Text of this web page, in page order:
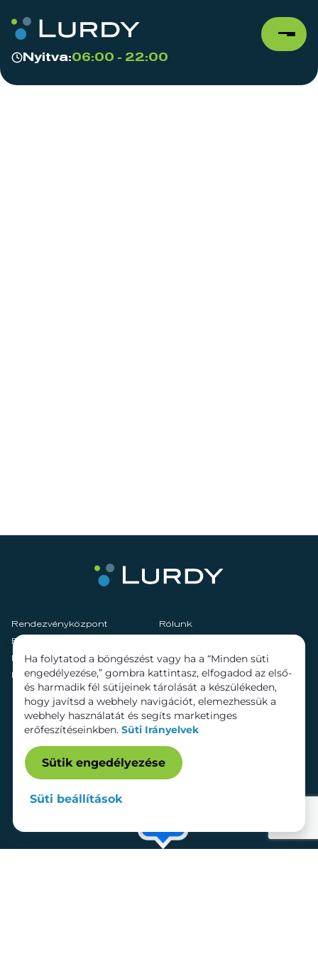
Nyitva:06:00 - 22:00
Rendezvényközpont
Rólunk
Fenntarthatóság
Hírek
Szolgáltatások
Kapcsolat
Bérelhető területek
Ha folytatod a böngészést vagy ha a “Minden süti
engedélyezése,” gombra kattintasz, elfogadod az első-
és harmadik fél sütijeinek tárolását a készülékeden,
hogy javítsd a webhely navigációt, elemezhessük a
webhely használatát és segíts marketinges
erőfeszítéseinkben. Süti Irányelvek
Sütik engedélyezése
Süti beállítások